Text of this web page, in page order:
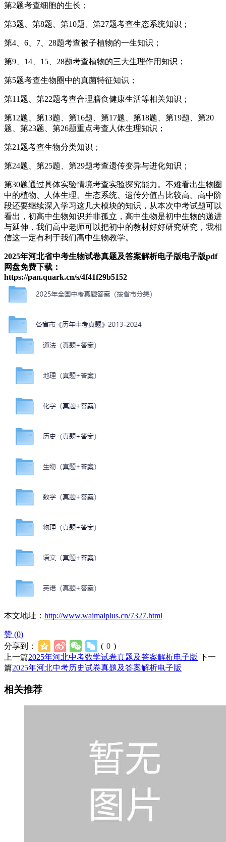
第2题考查细胞的生长；
第3题、第8题、第10题、第27题考查生态系统知识；
第4、6、7、28题考查被子植物的一生知识；
第9、14、15、28题考查植物的三大生理作用知识；
第5题考查生物圈中的真菌特征知识；
第11题、第22题考查合理膳食健康生活等相关知识；
第12题、第13题、第16题、第17题、第18题、第19题、第20
题、第23题、第26题重点考查人体生理知识；
第21题考查生物分类知识；
第24题、第25题、第29题考查遗传变异与进化知识；
第30题通过具体实验情境考查实验探究能力。不难看出生物圈
中的植物、人体生理、生态系统、遗传分值占比较高。高中阶
段还要继续深入学习这几大模块的知识，从本次中考试题可以
看出，初高中生物知识并非孤立，高中生物是初中生物的递进
与延伸，我们高中老师可以把初中的教材好好研究研究，我相
信这一定有利于我们高中生物教学。
2025年河北省中考生物试卷真题及答案解析电子版电子版pdf
网盘免费下载：
https://pan.quark.cn/s/4f41f29b5152
本文地址： http://www.waimaiplus.cn/7327.html
赞 (0)
分享到：
( 0 )
上一篇2025年河北中考数学试卷真题及答案解析电子版 下一
篇2025年河北中考历史试卷真题及答案解析电子版
相关推荐